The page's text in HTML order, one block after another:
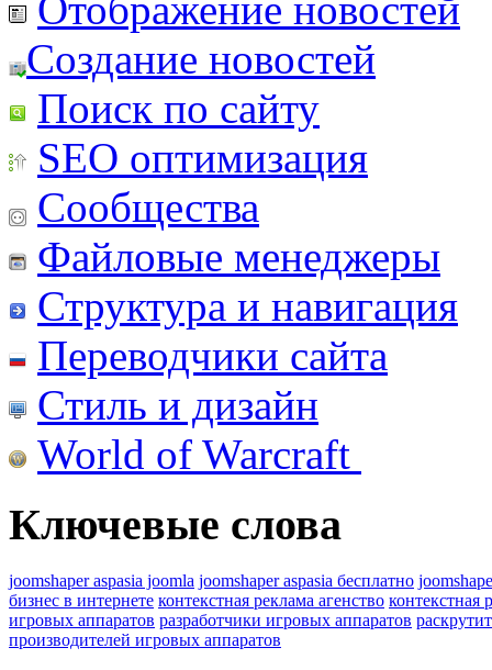
Создание новостей
Поиск по сайту
SEO оптимизация
Сообщества
Файловые менеджеры
Структура и навигация
Переводчики сайта
Стиль и дизайн
World of Warcraft
Ключевые слова
joomshaper aspasia joomla joomshaper aspasia бесплатно
бизнес в интернете контекстная реклама агенство контекстная
игровых аппаратов разработчики игровых аппаратов
производителей игровых аппаратов